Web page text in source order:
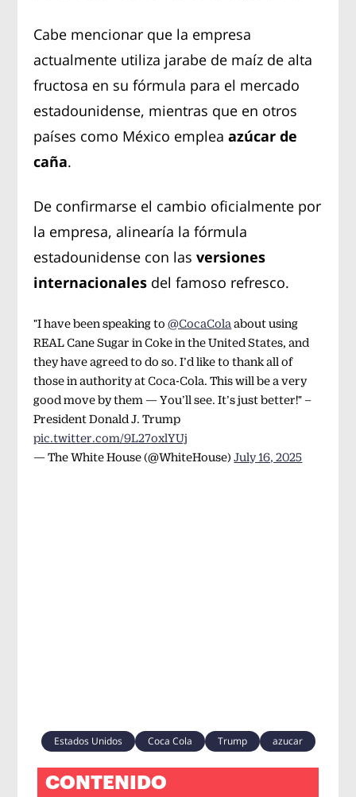
Cabe mencionar que la empresa
actualmente utiliza jarabe de maíz de alta
fructosa en su fórmula para el mercado
estadounidense, mientras que en otros
países como México empleaazúcar de
caña.
De confirmarse el cambio oficialmente por
la empresa, alinearía la fórmula
estadounidense con lasversiones
internacionales del famoso refresco.
"I have been speaking to@CocaCola about using
REAL Cane Sugar in Coke in the United States, and
they have agreed to do so. I’d like to thank all of
those in authority at Coca-Cola. This will be a very
good move by them — You’ll see. It’s just better!" –
President Donald J. Trump
pic.twitter.com/9L27oxlYUj
— The White House (@WhiteHouse)July 16, 2025
Estados Unidos Coca Cola Trump azucar
CONTENIDO